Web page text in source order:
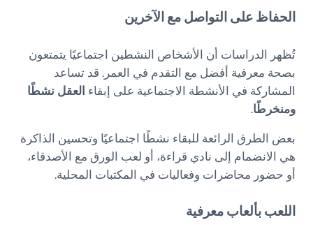
الحفاظ على التواصل مع الآخرين
تُظهر الدراسات أن الأشخاص النشطين اجتماعيًا يتمتعون
بصحة معرفية أفضل مع التقدم في العمر. قد تساعد
المشاركة في الأنشطة الاجتماعية على إبقاء العقل نشطًا
ومنخرطًا.
بعض الطرق الرائعة للبقاء نشطًا اجتماعيًا وتحسين الذاكرة
هي الانضمام إلى نادي قراءة، أو لعب الورق مع الأصدقاء،
أو حضور محاضرات وفعاليات في المكتبات المحلية.
اللعب بألعاب معرفية